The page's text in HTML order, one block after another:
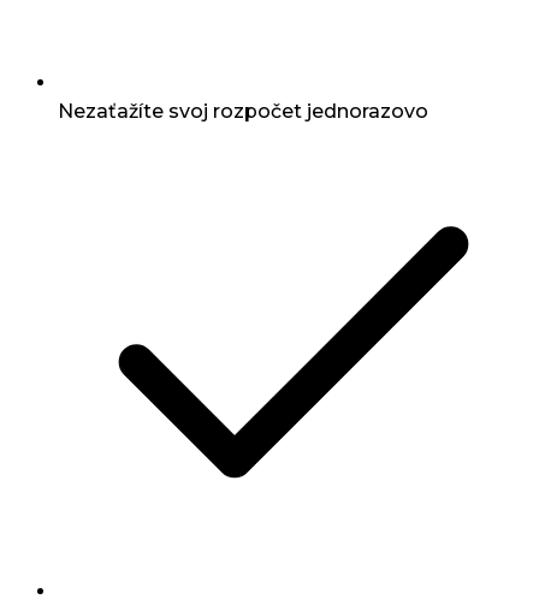
Nezaťažíte svoj rozpočet jednorazovo